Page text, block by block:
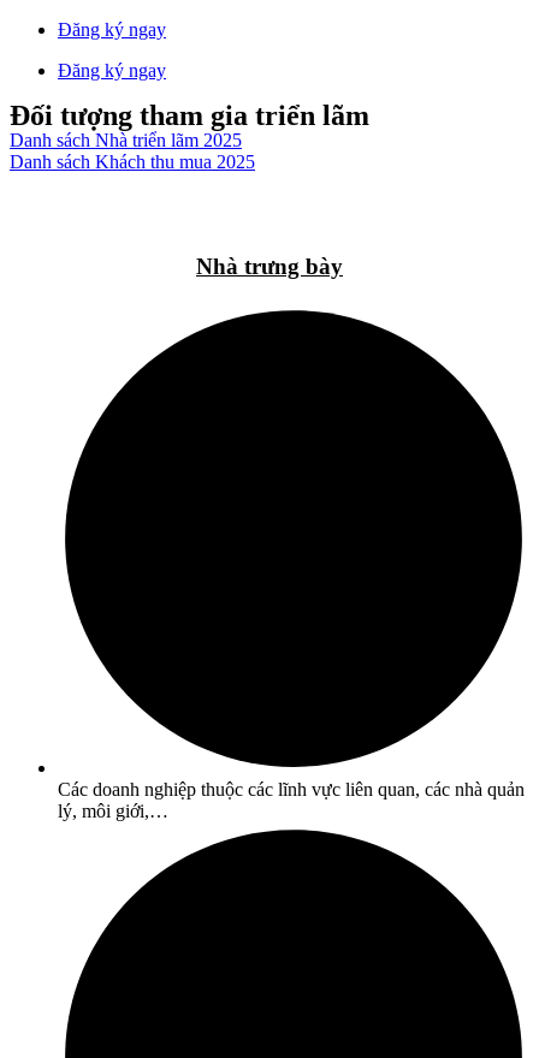
Đăng ký ngay
Đăng ký ngay
Đối tượng tham gia triển lãm
Danh sách Nhà triển lãm 2025
Danh sách Khách thu mua 2025
Nhà trưng bày
Các doanh nghiệp thuộc các lĩnh vực liên quan, các nhà quản
lý, môi giới,…